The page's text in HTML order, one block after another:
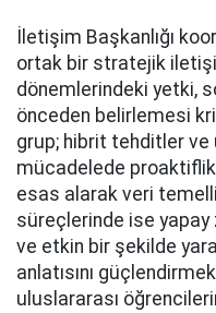
İletişim Başkanlığı
ortak bir stratejik
dönemlerindeki yetki,
önceden belirlemesi
grup; hibrit tehditler ve
mücadelede
esas alarak veri
süreçlerinde ise
ve etkin bir şekilde
anlatısını
uluslararası